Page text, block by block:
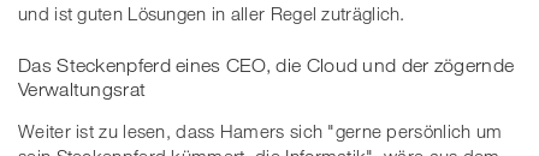
und ist guten Lösungen in aller Regel zuträglich.
Das Steckenpferd eines CEO, die Cloud und der zögernde
Verwaltungsrat
Weiter ist zu lesen, dass Hamers sich "gerne persönlich um